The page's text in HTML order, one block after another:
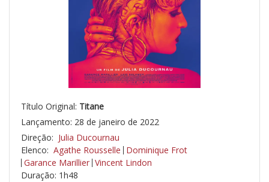
Título Original: Titane
Lançamento: 28 de janeiro de 2022
Direção: Julia Ducournau
Elenco: Agathe Rousselle Dominique Frot
Garance Marillier Vincent Lindon
Duração: 1h48